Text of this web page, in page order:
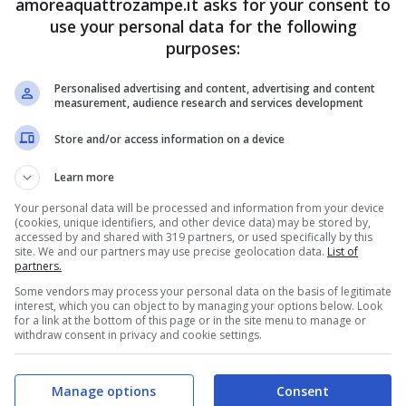
potrebbe soffrire il freddo, risentire di temperature
in cattività. Dovrai innanzitutto scegliere una gabbia
piccola e che consenta all’animale di muoversi
use your personal data for the following
purposes:
Personalised advertising and content, advertising and content
measurement, audience research and services development
Store and/or access information on a device
Learn more
Your personal data will be processed and information from your device
(cookies, unique identifiers, and other device data) may be stored by,
accessed by and shared with 319 partners, or used specifically by this
site. We and our partners may use precise geolocation data. List of
partners.
Some vendors may process your personal data on the basis of legitimate
interest, which you can object to by managing your options below. Look
for a link at the bottom of this page or in the site menu to manage or
withdraw consent in privacy and cookie settings.
Consent
Manage options